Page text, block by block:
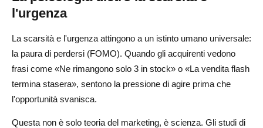
dropshipping?
Esistono app per aiutare con il marketing della scarsità?
l'urgenza
La scarsità e l'urgenza attingono a un istinto umano universale:
la paura di perdersi (FOMO). Quando gli acquirenti vedono
frasi come «Ne rimangono solo 3 in stock» o «La vendita flash
termina stasera», sentono la pressione di agire prima che
l'opportunità svanisca.
Questa non è solo teoria del marketing, è scienza. Gli studi di